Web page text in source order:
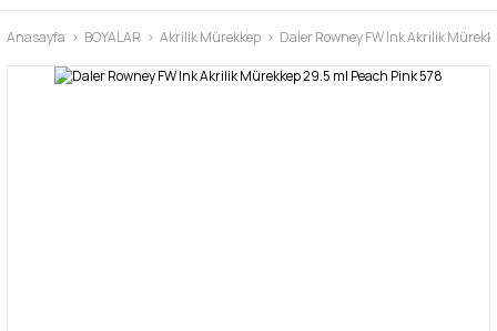
Anasayfa BOYALAR Akrilik Mürekkep Daler Rowney FW Ink Akrilik